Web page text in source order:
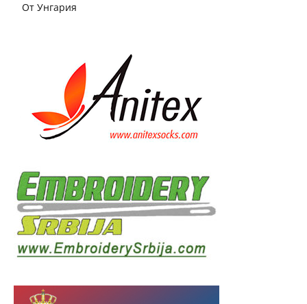
От Унгария